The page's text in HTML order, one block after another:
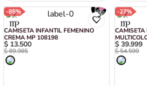
-85%
CAMISETA INFANTIL FEMENINO
CREMA MP 108198
$ 13.500
$89.985
-27%
$ 39.999
$54.599